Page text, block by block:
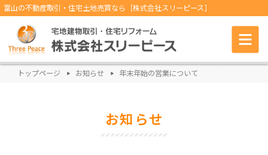
富山の不動産取引・住宅土地売買なら［株式会社スリーピース］
トップページ お知らせ 年末年始の営業について
お知らせ